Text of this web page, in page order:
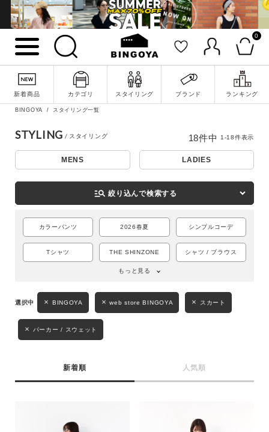
0
新着商品 カテゴリ スタイリング ブランド ランキング
BINGOYA スタイリング一覧
STYLING
MENS LADIES
manage_search 絞り込んで検索する
カラーパンツ 2026春夏 シンプルコーデ
Tシャツ THE SHINZONE シャツ / ブラウス
もっと見る
BINGOYA web store BINGOYA スカート
パーカー / スウェット
新着順 人気順
18件中 1-18件表示